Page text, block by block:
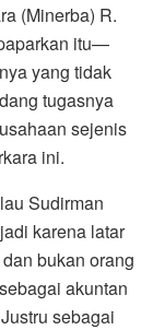
(Minerba) R.
itu—
yang tidak
tugasnya
sejenis
ini.
Sudirman
karena latar
bukan orang
sebagai akuntan
sebagai